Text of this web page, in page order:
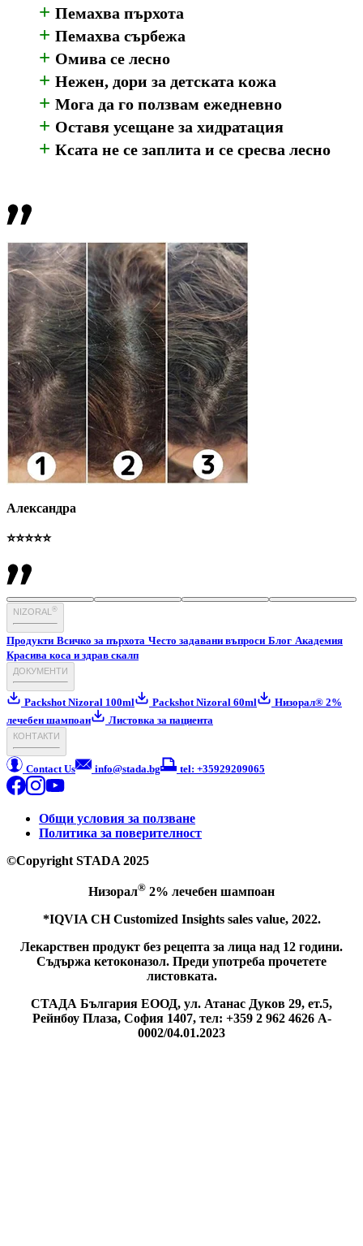
+ Пемахва пърхота
+ Пемахва сърбежа
+ Омива се лесно
+ Нежен, дори за детската кожа
+ Мога да го ползвам ежедневно
+ Оставя усещане за хидратация
+ Ксата не се заплита и се сресва лесно
Александра
⭐⭐⭐⭐⭐
NIZORAL ®
Продукти Всичко за пърхота Често задавани въпроси Блог Академия
Красива коса и здрав скалп
ДОКУМЕНТИ
Packshot Nizoral 100ml Packshot Nizoral 60ml
Низорал® 2%
лечебен шампоан
Листовка за пациента
КОНТАКТИ
Contact Us info@stada.bg tel: +35929209065
Общи условия за ползване
Политика за поверителност
©Copyright STADA 2025
Низорал® 2% лечебен шампоан
*IQVIA CH Customized Insights sales value, 2022.
Лекарствен продукт без рецепта за лица над 12 години.
Съдържа кетоконазол. Преди употреба прочетете
листовката.
СТАДА България ЕООД, ул. Атанас Дуков 29, ет.5,
Рейнбоу Плаза, София 1407, тел: +359 2 962 4626 A-
0002/04.01.2023